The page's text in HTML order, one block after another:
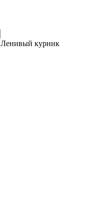
Ленивый курник